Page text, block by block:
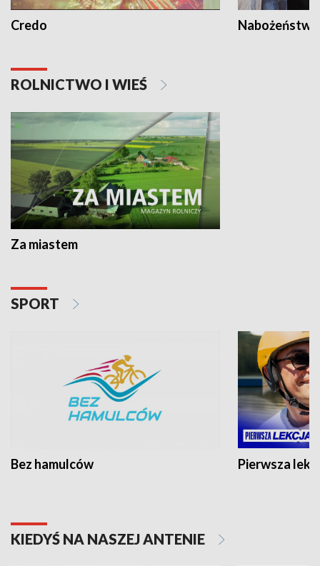
Credo
ROLNICTWO I WIEŚ
Za miastem
SPORT
Bez hamulców Pierwsza
KIEDYŚ NA NASZEJ ANTENIE